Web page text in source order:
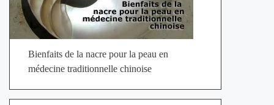
Bienfaits de la nacre pour la peau en
médecine traditionnelle chinoise